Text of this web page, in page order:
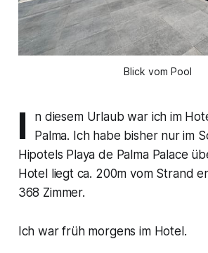
Blick vom Pool
I
n diesem Urlaub war ich im
Palma. Ich habe bisher nur im
Hipotels Playa de Palma Palace
Hotel liegt ca. 200m vom Strand
368 Zimmer.
Ich war früh morgens im Hotel.